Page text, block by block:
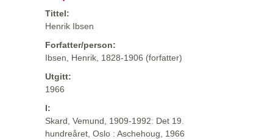
Tittel:
Henrik Ibsen
Forfatter/person:
Ibsen, Henrik, 1828-1906 (forfatter)
Utgitt:
1966
I:
Skard, Vemund, 1909-1992: Det 19.
hundreåret, Oslo : Aschehoug, 1966